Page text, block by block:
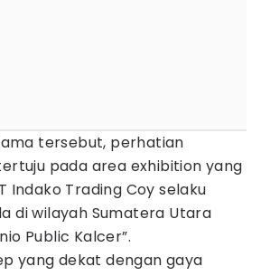
tersebut, perhatian
pada area exhibition yang
Indako Trading Coy selaku
di wilayah Sumatera Utara
Public Kalcer”.
yang dekat dengan gaya